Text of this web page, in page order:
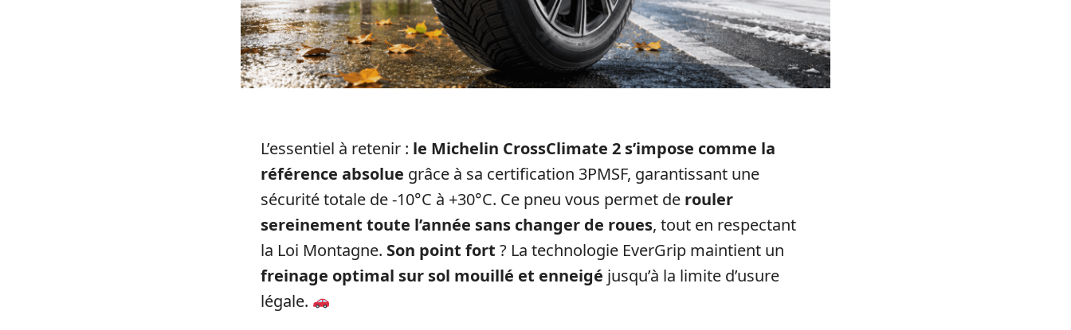
L’essentiel à retenir : le Michelin CrossClimate 2 s’impose comme la
référence absolue grâce à sa certification 3PMSF, garantissant une
sécurité totale de -10°C à +30°C. Ce pneu vous permet de rouler
sereinement toute l’année sans changer de roues, tout en respectant
la Loi Montagne. Son point fort ? La technologie EverGrip maintient un
freinage optimal sur sol mouillé et enneigé jusqu’à la limite d’usure
légale.